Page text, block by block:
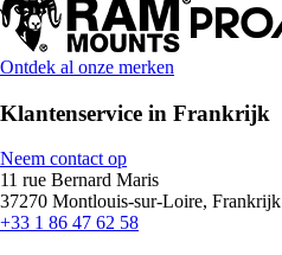
Ontdek al onze merken
Klantenservice in Frankrijk
Neem contact op
11 rue Bernard Maris
37270 Montlouis-sur-Loire, Frankrijk
+33 1 86 47 62 58